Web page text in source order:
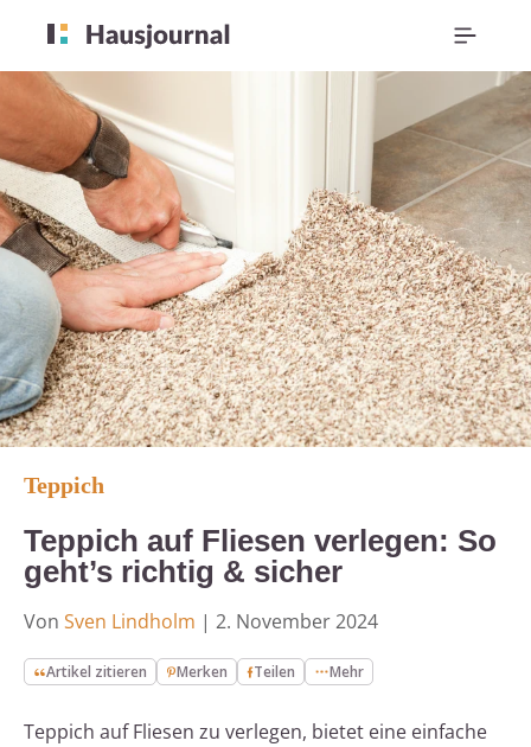
Teppich
Teppich auf Fliesen verlegen: So
geht’s richtig & sicher
Von Sven Lindholm | 2. November 2024
Artikel zitieren Merken Teilen Mehr
Teppich auf Fliesen zu verlegen, bietet eine einfache